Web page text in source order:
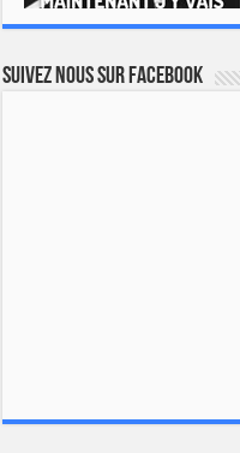
Suivez nous sur Facebook